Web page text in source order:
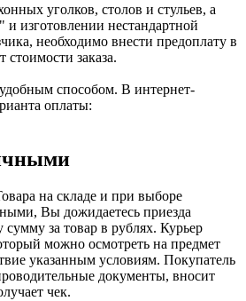
уголков, столов и стульев, а
изготовлении нестандартной
необходимо внести предоплату в
стоимости заказа.
способом. В интернет-
оплаты:
на складе и при выборе
Вы дожидаетесь приезда
сумму за товар в рублях. Курьер
можно осмотреть на предмет
указанным условиям. Покупатель
документы, вносит
чек.